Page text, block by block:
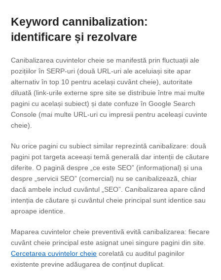
Keyword cannibalization:
identificare și rezolvare
Canibalizarea cuvintelor cheie se manifestă prin fluctuații ale
pozițiilor în SERP-uri (două URL-uri ale aceluiași site apar
alternativ în top 10 pentru același cuvânt cheie), autoritate
diluată (link-urile externe spre site se distribuie între mai multe
pagini cu același subiect) și date confuze în Google Search
Console (mai multe URL-uri cu impresii pentru aceleași cuvinte
cheie).
Nu orice pagini cu subiect similar reprezintă canibalizare: două
pagini pot targeta aceeași temă generală dar intenții de căutare
diferite. O pagină despre „ce este SEO” (informațional) și una
despre „servicii SEO” (comercial) nu se canibalizează, chiar
dacă ambele includ cuvântul „SEO”. Canibalizarea apare când
intenția de căutare și cuvântul cheie principal sunt identice sau
aproape identice.
Maparea cuvintelor cheie preventivă evită canibalizarea: fiecare
cuvânt cheie principal este asignat unei singure pagini din site.
Cercetarea cuvintelor cheie corelată cu auditul paginilor
existente previne adăugarea de conținut duplicat.